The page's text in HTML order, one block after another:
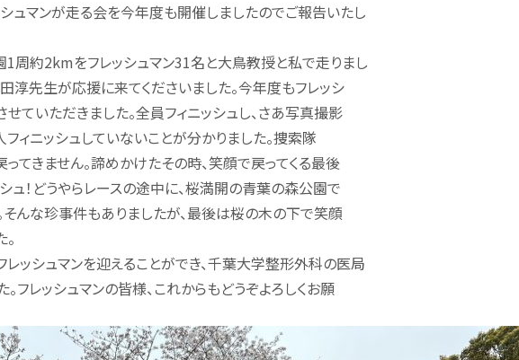
ュマンが走る会を今年度も開催しましたのでご報告いたし
周約2kmをフレッシュマン31名と大鳥教授と私で走りまし
淳先生が応援に来てくださいました。今年度もフレッシ
ていただきました。全員フィニッシュし、さあ写真撮影
フィニッシュしていないことが分かりました。捜索隊
てきません。諦めかけたその時、笑顔で戻ってくる最後
ュ！どうやらレースの途中に、桜満開の青葉の森公園で
そんな珍事件もありましたが、最後は桜の木の下で笑顔
ッシュマンを迎えることができ、千葉大学整形外科の医局
フレッシュマンの皆様、これからもどうぞよろしくお願